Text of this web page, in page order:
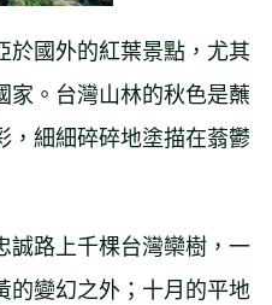
於國外的紅葉景點，尤其
家。台灣山林的秋色是蘸
，細細碎碎地塗描在蓊鬱
誠路上千棵台灣欒樹，一
的變幻之外；十月的平地